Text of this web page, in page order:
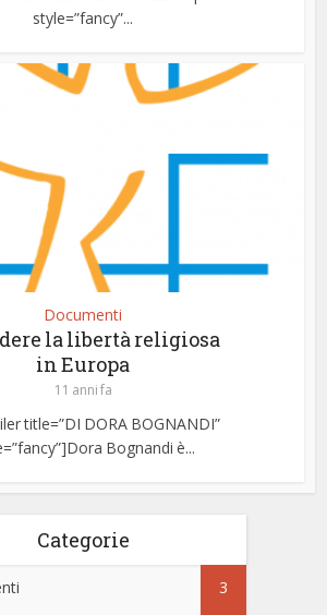
style=”fancy”...
Documenti
la libertà religiosa
in Europa
11 anni fa
title=”DI DORA BOGNANDI”
Bognandi è...
Categorie
3